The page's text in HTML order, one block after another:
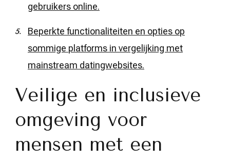
gebruikers online.
Beperkte functionaliteiten en opties op
sommige platforms in vergelijking met
mainstream datingwebsites.
Veilige en inclusieve
omgeving voor
mensen met een